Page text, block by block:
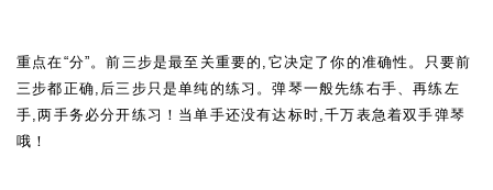
重点在“分”。前三步是最至关重要的,它决定了你的准确性。只要前
三步都正确,后三步只是单纯的练习。弹琴一般先练右手、再练左
手,两手务必分开练习！当单手还没有达标时,千万表急着双手弹琴
哦！